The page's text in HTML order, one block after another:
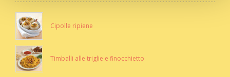
Cipolle ripiene
Timballi alle triglie e finocchietto